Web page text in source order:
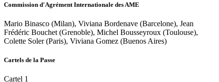
Commission d'Agrément Internationale des AME
Mario Binasco (Milan), Viviana Bordenave (Barcelone), Jean
Frédéric Bouchet (Grenoble), Michel Bousseyroux (Toulouse),
Colette Soler (Paris), Viviana Gomez (Buenos Aires)
Cartels de la Passe
Cartel 1